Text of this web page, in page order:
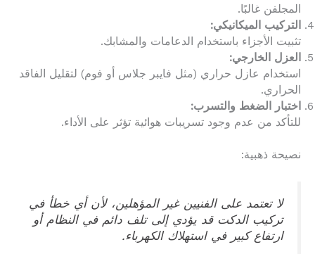
المجلفن غالبًا.
التركيب الميكانيكي:
تثبيت الأجزاء باستخدام الدعامات والمشابك.
العزل الخارجي:
استخدام عازل حراري (مثل فايبر جلاس أو فوم) لتقليل الفاقد
الحراري.
اختبار الضغط والتسرب:
للتأكد من عدم وجود تسريبات هوائية تؤثر على الأداء.
نصيحة ذهبية:
لا تعتمد على الفنيين غير المؤهلين، لأن أي خطأ في
تركيب الدكت قد يؤدي إلى تلف دائم في النظام أو
ارتفاع كبير في استهلاك الكهرباء.